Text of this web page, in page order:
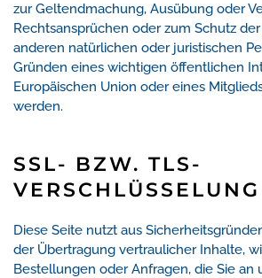
zur Geltendmachung, Ausübung oder
Rechtsansprüchen oder zum Schutz
anderen natürlichen oder juristischen
Gründen eines wichtigen öffentlichen
Europäischen Union oder eines
werden.
SSL- BZW. TLS-
VERSCHLÜSSELUNG
Diese Seite nutzt aus
der Übertragung vertraulicher Inhalte,
Bestellungen oder Anfragen, die Sie an